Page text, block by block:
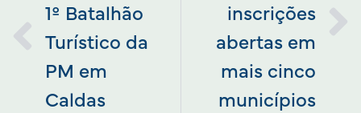
1º Batalhão
Turístico da
PM em
Caldas
inscrições
abertas em
mais cinco
municípios